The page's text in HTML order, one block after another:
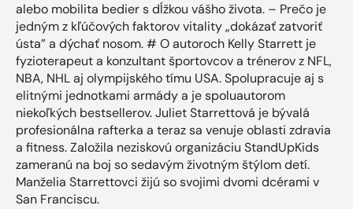
alebo mobilita bedier s dĺžkou vášho života. – Prečo je
jedným z kľúčových faktorov vitality „dokázať zatvoriť
ústa” a dýchať nosom. # O autoroch Kelly Starrett je
fyzioterapeut a konzultant športovcov a trénerov z NFL,
NBA, NHL aj olympijského tímu USA. Spolupracuje aj s
elitnými jednotkami armády a je spoluautorom
niekoľkých bestsellerov. Juliet Starrettová je bývalá
profesionálna rafterka a teraz sa venuje oblasti zdravia
a fitness. Založila neziskovú organizáciu StandUpKids
zameranú na boj so sedavým životným štýlom detí.
Manželia Starrettovci žijú so svojimi dvomi dcérami v
San Franciscu.